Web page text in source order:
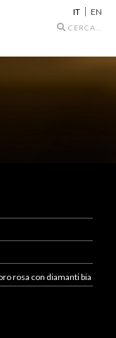
Search
IT EN